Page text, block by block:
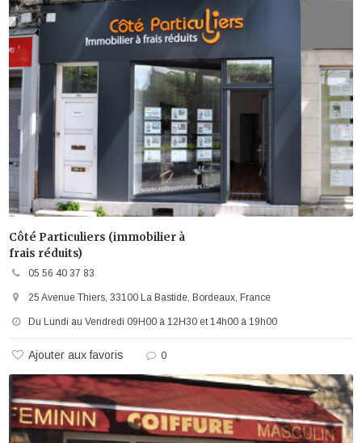
Côté Particuliers (immobilier à
frais réduits)
05 56 40 37 83
25 Avenue Thiers, 33100 La Bastide, Bordeaux, France
Du Lundi au Vendredi 09H00 à 12H30 et 14h00 à 19h00
Ajouter aux favoris 0